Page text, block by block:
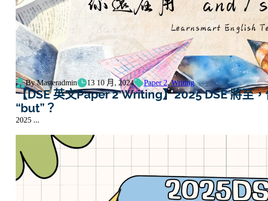
By Masteradmin 13 10 月, 2024 Paper 2,Writing
【DSE 英文Paper 2 Writing】2025 DSE 將至，
“but”？
2025 ...